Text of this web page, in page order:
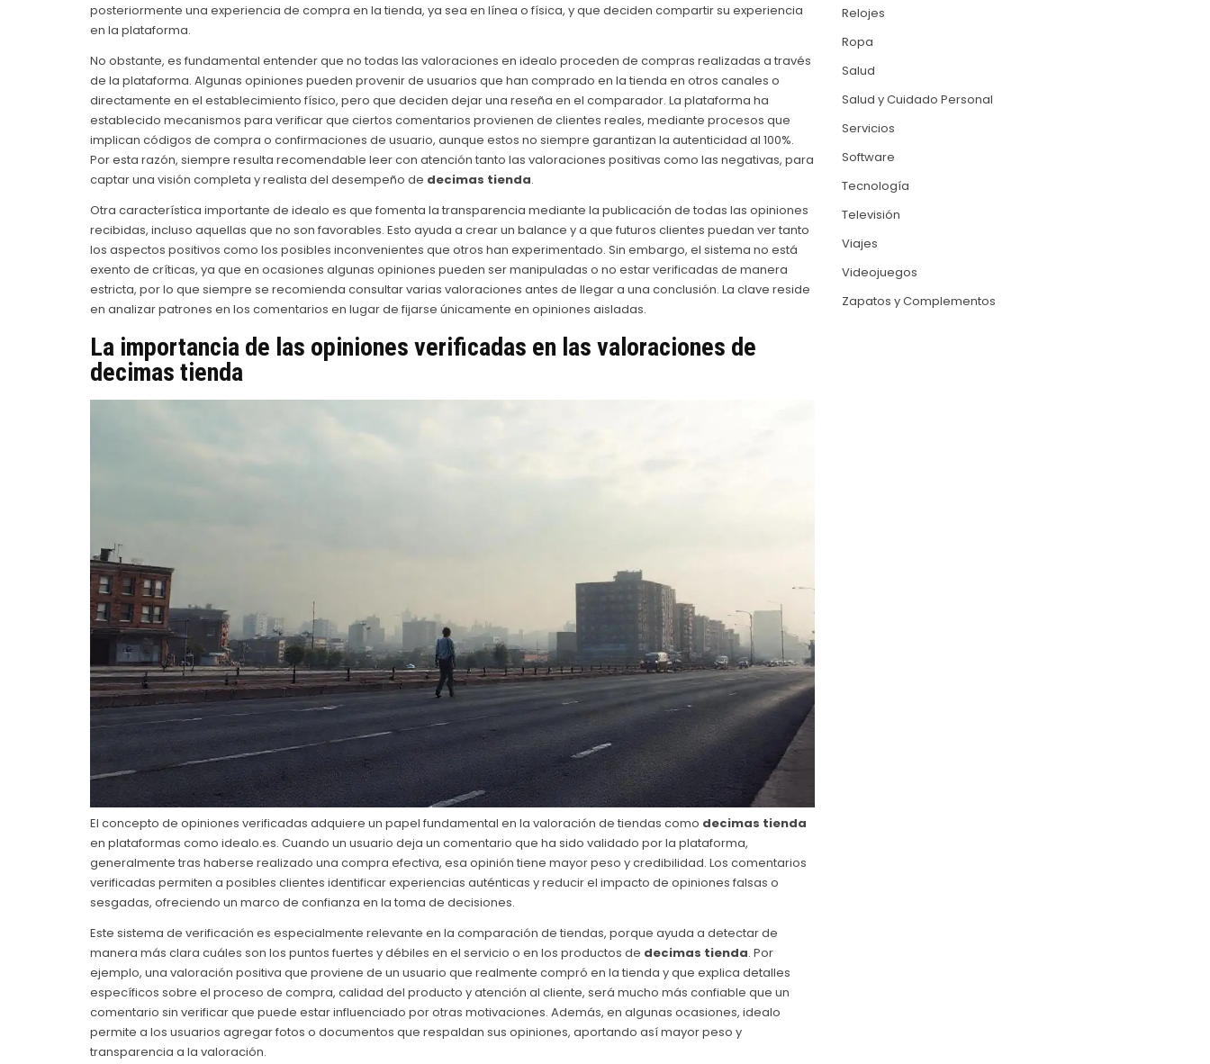
posteriormente una experiencia de compra en la tienda, ya sea en línea o física, y que deciden compartir su experiencia
en la plataforma.
No obstante, es fundamental entender que no todas las valoraciones en idealo proceden de compras realizadas a través
de la plataforma. Algunas opiniones pueden provenir de usuarios que han comprado en la tienda en otros canales o
directamente en el establecimiento físico, pero que deciden dejar una reseña en el comparador. La plataforma ha
establecido mecanismos para verificar que ciertos comentarios provienen de clientes reales, mediante procesos que
implican códigos de compra o confirmaciones de usuario, aunque estos no siempre garantizan la autenticidad al 100%.
Por esta razón, siempre resulta recomendable leer con atención tanto las valoraciones positivas como las negativas, para
captar una visión completa y realista del desempeño de decimas tienda.
Otra característica importante de idealo es que fomenta la transparencia mediante la publicación de todas las opiniones
recibidas, incluso aquellas que no son favorables. Esto ayuda a crear un balance y a que futuros clientes puedan ver tanto
los aspectos positivos como los posibles inconvenientes que otros han experimentado. Sin embargo, el sistema no está
exento de críticas, ya que en ocasiones algunas opiniones pueden ser manipuladas o no estar verificadas de manera
estricta, por lo que siempre se recomienda consultar varias valoraciones antes de llegar a una conclusión. La clave reside
en analizar patrones en los comentarios en lugar de fijarse únicamente en opiniones aisladas.
La importancia de las opiniones verificadas en las valoraciones de
decimas tienda
El concepto de opiniones verificadas adquiere un papel fundamental en la valoración de tiendas como decimas tienda
en plataformas como idealo.es. Cuando un usuario deja un comentario que ha sido validado por la plataforma,
generalmente tras haberse realizado una compra efectiva, esa opinión tiene mayor peso y credibilidad. Los comentarios
verificadas permiten a posibles clientes identificar experiencias auténticas y reducir el impacto de opiniones falsas o
sesgadas, ofreciendo un marco de confianza en la toma de decisiones.
Este sistema de verificación es especialmente relevante en la comparación de tiendas, porque ayuda a detectar de
manera más clara cuáles son los puntos fuertes y débiles en el servicio o en los productos de decimas tienda. Por
ejemplo, una valoración positiva que proviene de un usuario que realmente compró en la tienda y que explica detalles
específicos sobre el proceso de compra, calidad del producto y atención al cliente, será mucho más confiable que un
comentario sin verificar que puede estar influenciado por otras motivaciones. Además, en algunas ocasiones, idealo
permite a los usuarios agregar fotos o documentos que respaldan sus opiniones, aportando así mayor peso y
transparencia a la valoración.
Relojes
Ropa
Salud
Salud y Cuidado Personal
Servicios
Software
Tecnología
Televisión
Viajes
Videojuegos
Zapatos y Complementos